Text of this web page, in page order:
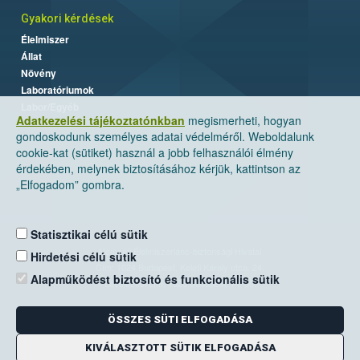
Adatkezelési tájékoztatónkban megismerheti, hogyan
gondoskodunk személyes adatai védelméről. Weboldalunk
cookie-kat (sütiket) használ a jobb felhasználói élmény
érdekében, melynek biztosításához kérjük, kattintson az
„Elfogadom” gombra.
Statisztikai célú sütik
Hirdetési célú sütik
Alapműködést biztosító és funkcionális sütik
ÖSSZES SÜTI ELFOGADÁSA
KIVÁLASZTOTT SÜTIK ELFOGADÁSA
Gyakori kérdések
Élelmiszer
Állat
Növény
Laboratóriumok
Nemzeti Élelmiszerlánc-biztonsági Hivatal
Levelezési cím: 1525 Budapest. Pf. 30.
E-mail:ugyfelszolgalat@nebih.gov.hu
Zöld szám: 06-80/263-244